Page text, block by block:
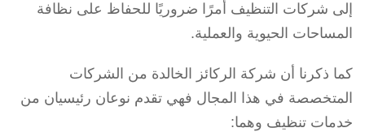
إلى شركات التنظيف أمرًا ضروريًا للحفاظ على نظافة
المساحات الحيوية والعملية.
كما ذكرنا أن شركة الركائز الخالدة من الشركات
المتخصصة في هذا المجال فهي تقدم نوعان رئيسيان من
خدمات تنظيف وهما: